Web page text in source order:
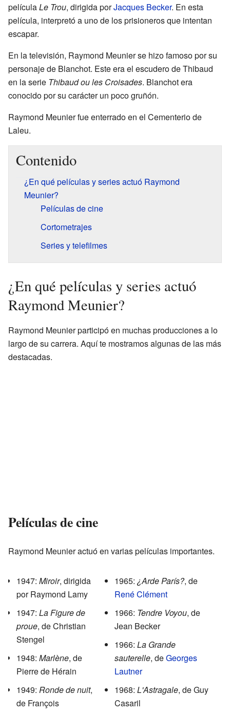
películaLe Trou, dirigida porJacques Becker. En esta
película, interpretó a uno de los prisioneros que intentan
escapar.
En la televisión, Raymond Meunier se hizo famoso por su
personaje de Blanchot. Este era el escudero de Thibaud
en la serie Thibaud ou les Croisades. Blanchot era
conocido por su carácter un poco gruñón.
Raymond Meunier fue enterrado en el Cementerio de
Laleu.
Contenido
¿En qué películas y series actuó Raymond
Meunier?
Películas de cine
Cortometrajes
Series y telefilmes
¿En qué películas y series actuó
Raymond Meunier?
Raymond Meunier participó en muchas producciones a lo
largo de su carrera. Aquí te mostramos algunas de las más
destacadas.
Películas de cine
Raymond Meunier actuó en varias películas importantes.
1947: Miroir, dirigida
por Raymond Lamy
1947: La Figure de
proue, de Christian
Stengel
1948: Marlène, de
Pierre de Hérain
1949: Ronde de nuit,
de François
1965: ¿Arde París?, de
René Clément
1966: Tendre Voyou, de
Jean Becker
1966: La Grande
sauterelle, deGeorges
Lautner
1968: L'Astragale, de Guy
Casaril